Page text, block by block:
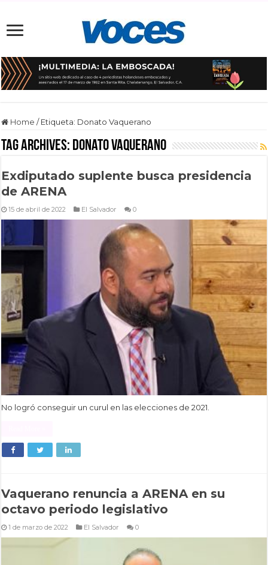
Home / Etiqueta: Donato Vaquerano
Tag Archives: Donato Vaquerano
Exdiputado suplente busca presidencia
de ARENA
15 de abril de 2022 El Salvador 0
No logró conseguir un curul en las elecciones de 2021.
Vaquerano renuncia a ARENA en su
octavo periodo legislativo
1 de marzo de 2022 El Salvador 0